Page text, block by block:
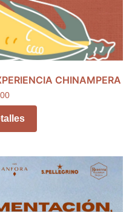
CHINAMPERA